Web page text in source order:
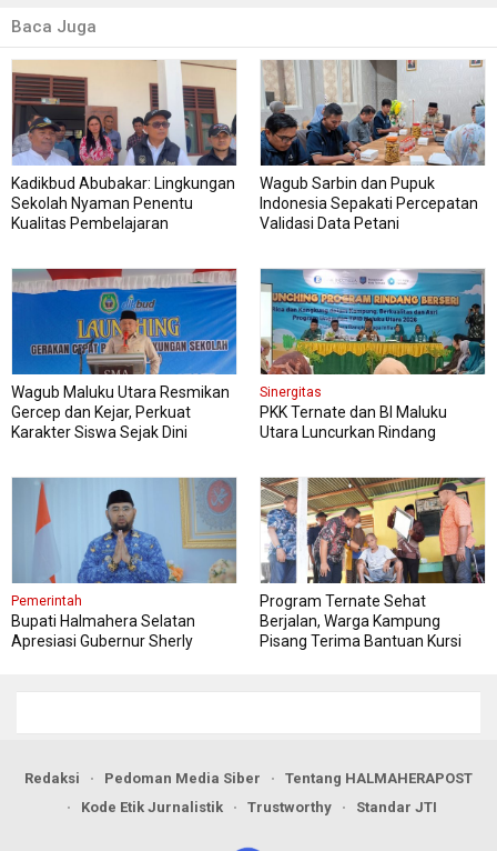
Baca Juga
Kadikbud Abubakar: Lingkungan
Sekolah Nyaman Penentu
Kualitas Pembelajaran
Wagub Sarbin dan Pupuk
Indonesia Sepakati Percepatan
Validasi Data Petani
Wagub Maluku Utara Resmikan
Gercep dan Kejar, Perkuat
Karakter Siswa Sejak Dini
Sinergitas
PKK Ternate dan BI Maluku
Utara Luncurkan Rindang
Pemerintah
Bupati Halmahera Selatan
Apresiasi Gubernur Sherly
Program Ternate Sehat
Berjalan, Warga Kampung
Pisang Terima Bantuan Kursi
Redaksi Pedoman Media Siber
Tentang HALMAHERAPOST
Kode Etik Jurnalistik
Trustworthy Standar JTI